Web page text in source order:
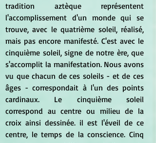
tradition aztèque représentent
l'accomplissement d'un monde qui se
trouve, avec le quatrième soleil, réalisé,
mais pas encore manifesté. C'est avec le
cinquième soleil, signe de notre ère, que
s'accomplit la manifestation. Nous avons
vu que chacun de ces soleils - et de ces
âges - correspondait à l'un des points
cardinaux. Le cinquième soleil
correspond au centre ou milieu de la
croix ainsi dessinée. il est l'éveil de ce
centre, le temps de la conscience. Cinq